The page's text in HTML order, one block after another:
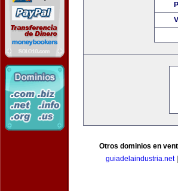
Otros dominios en
guiadelaindustria.net|